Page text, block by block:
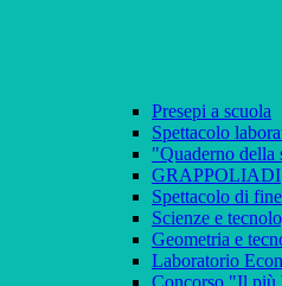
Presepi a scuola
Spettacolo
"Quaderno della
GRAPPOLIADI
Spettacolo di
Scienze e
Geometria e
Laboratorio